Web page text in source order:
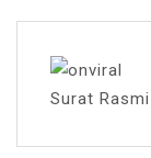
Surat Rasmi